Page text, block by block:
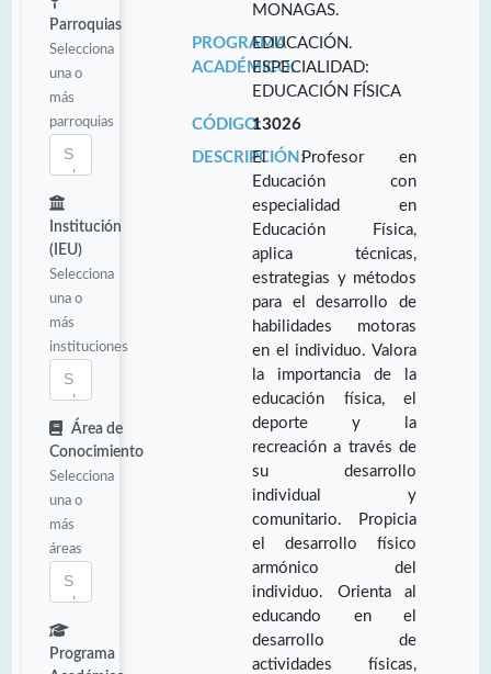
Parroquias
Selecciona
una o
más
parroquias
Institución
(IEU)
Selecciona
una o
más
instituciones
Área de
Conocimiento
Selecciona
una o
más
áreas
Programa
MONAGAS.
PROGRAMA
ACADÉMICO:
EDUCACIÓN.
ESPECIALIDAD:
EDUCACIÓN FÍSICA
CÓDIGO:13026
DESCRIPCIÓN:El Profesor en
Educación con
especialidad en
Educación Física,
aplica técnicas,
estrategias y métodos
para el desarrollo de
habilidades motoras
en el individuo. Valora
la importancia de la
educación física, el
deporte y la
recreación a través de
su desarrollo
individual y
comunitario. Propicia
el desarrollo físico
armónico del
individuo. Orienta al
educando en el
desarrollo de
actividades físicas,